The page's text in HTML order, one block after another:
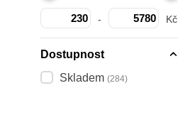
- Kč
Dostupnost
Skladem (284)